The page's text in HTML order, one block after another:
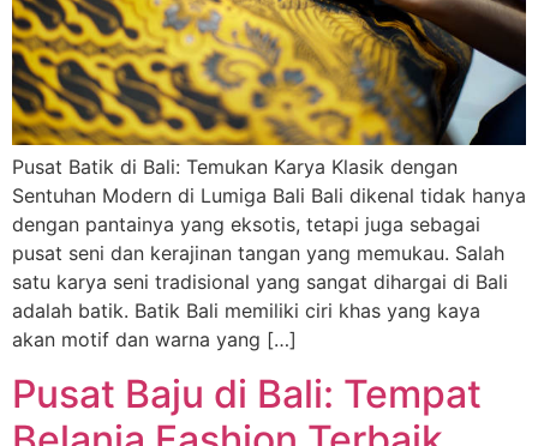
Pusat Batik di Bali: Temukan Karya Klasik dengan
Sentuhan Modern di Lumiga Bali Bali dikenal tidak hanya
dengan pantainya yang eksotis, tetapi juga sebagai
pusat seni dan kerajinan tangan yang memukau. Salah
satu karya seni tradisional yang sangat dihargai di Bali
adalah batik. Batik Bali memiliki ciri khas yang kaya
akan motif dan warna yang […]
Pusat Baju di Bali: Tempat